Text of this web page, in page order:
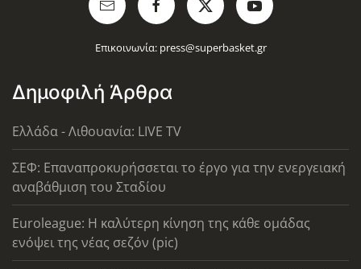
Επικοινωνία: press@superbasket.gr
Δημοφιλή Άρθρα
Ελλάδα - Λιθουανία: LIVE TV
ΣΕΦ: Επαναπροκυρήσσεται το έργο για την ενεργειακή
αναβάθμιση του Σταδίου
Euroleague: Η καλύτερη κίνηση της κάθε ομάδας
ενόψει της νέας σεζόν (pic)